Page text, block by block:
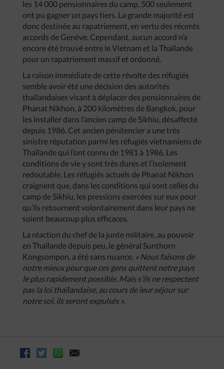
les 14 000 pensionnaires du camp, 500 seulement
ont pu gagner un pays tiers. La grande majorité est
donc destinée au rapatriement, en vertu des récents
accords de Genève. Cependant, aucun accord n’a
encore été trouvé entre le Vietnam et la Thaïlande
pour un rapatriement massif et ordonné.
La raison immédiate de cette révolte des réfugiés
semble avoir été une décision des autorités
thaïlandaises visant à déplacer des pensionnaires de
Phanat Nikhon, à 200 kilomètres de Bangkok, pour
les installer dans l’ancien camp de Sikhiu, désaffecté
depuis 1986. Cet ancien pénitencier a une très
sinistre réputation parmi les réfugiés vietnamiens de
Thaïlande qui l’ont connu de 1981 à 1986. Les
conditions de vie y sont très dures et l’isolement
redoutable. Les réfugiés actuels de Phanat Nikhon
craignent que, dans les conditions qui sont celles du
camp de Sikhiu, les pressions exercées sur eux pour
qu’ils retournent volontairement dans leur pays ne
soient beaucoup plus efficaces.
La réaction du chef de la junte militaire, au pouvoir
en Thaïlande depuis peu, le général Sunthorn
Kongsompon, a été sans nuance. « Nous faisons de
notre mieux pour que ces gens quittent notre pays
le plus rapidement possible. Mais s’ils ne respectent
pas la loi thaïlandaise, au cours de leur séjour sur
notre sol, ils seront expulsés ».